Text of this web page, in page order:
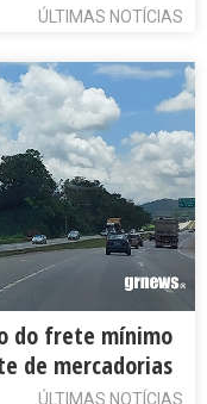
ÚLTIMAS NOTÍCIAS
do frete mínimo
de mercadorias
ÚLTIMAS NOTÍCIAS